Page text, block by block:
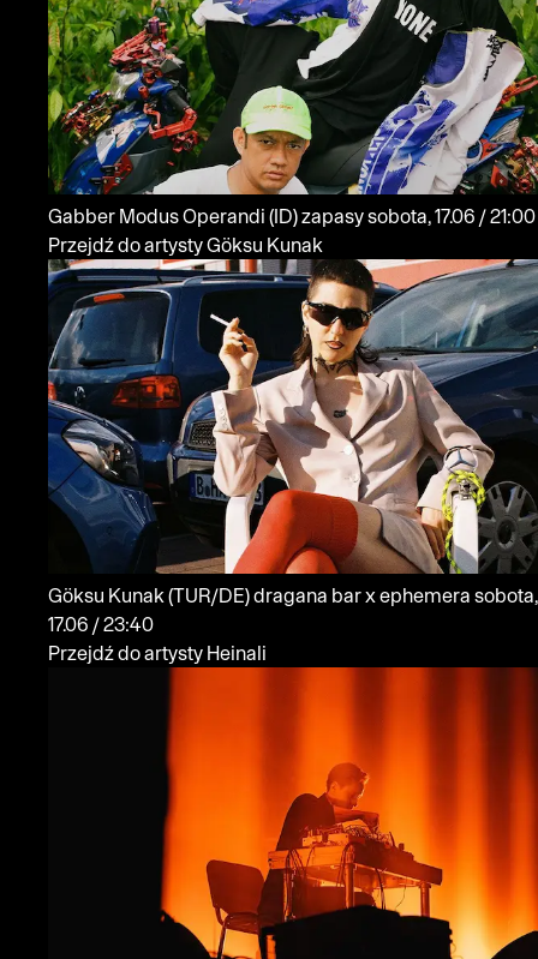
Gabber Modus Operandi (ID)zapasy
sobota, 17.06 / 21:00
Przejdź do artysty Göksu Kunak
Göksu Kunak(TUR/DE)dragana bar x ephemera sobota,
17.06 / 23:40
Przejdź do artysty Heinali